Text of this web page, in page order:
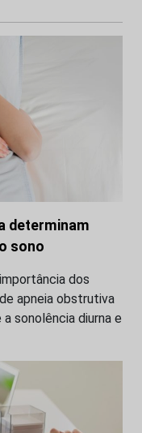
determinam
sono
dos
apneia obstrutiva
sonolência diurna e